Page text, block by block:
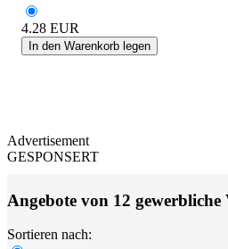
4.28 EUR
In den Warenkorb legen
Advertisement
GESPONSERT
Angebote von 12 gewerbliche
Sortieren nach: